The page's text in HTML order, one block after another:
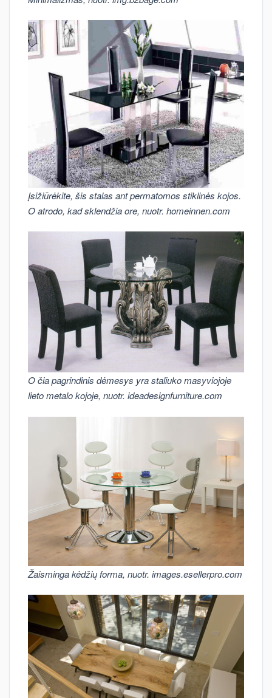
Įsižiūrėkite, šis stalas ant permatomos stiklinės kojos.
O atrodo, kad sklendžia ore, nuotr. homeinnen.com
O čia pagrindinis dėmesys yra staliuko masyviojoje
lieto metalo kojoje, nuotr. ideadesignfurniture.com
Žaisminga kėdžių forma, nuotr. images.esellerpro.com